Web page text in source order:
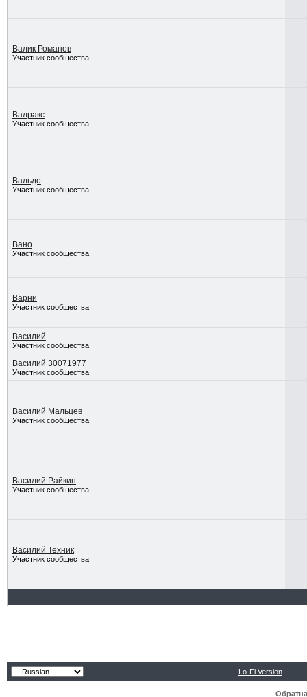
Валик Романов
Участник сообщества
Валракс
Участник сообщества
Вальдо
Участник сообщества
Вано
Участник сообщества
Варни
Участник сообщества
Василий
Участник сообщества
Василий 30071977
Участник сообщества
Василий Мальцев
Участник сообщества
Василий Райкин
Участник сообщества
Василий Техник
Участник сообщества
Lo-Fi Version